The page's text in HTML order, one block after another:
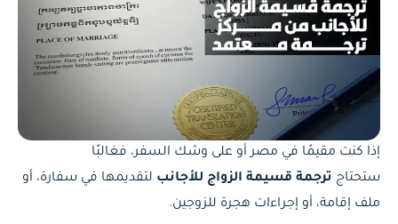
إذا كنت مقيمًا في مصر أو على وشك السفر، فغالبًا
ستحتاج ترجمة قسيمة الزواج للأجانب لتقديمها في سفارة، أو
ملف إقامة، أو إجراءات هجرة للزوجين.